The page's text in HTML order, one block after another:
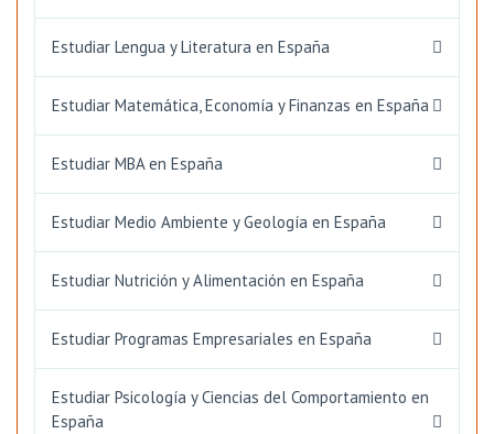
Estudiar Lengua y Literatura en España
Estudiar Matemática, Economía y Finanzas en España
Estudiar MBA en España
Estudiar Medio Ambiente y Geología en España
Estudiar Nutrición y Alimentación en España
Estudiar Programas Empresariales en España
Estudiar Psicología y Ciencias del Comportamiento en
España